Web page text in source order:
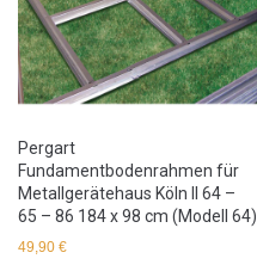
Pergart
Fundamentbodenrahmen für
Metallgerätehaus Köln II 64 –
65 – 86 184 x 98 cm (Modell 64)
49,90 €